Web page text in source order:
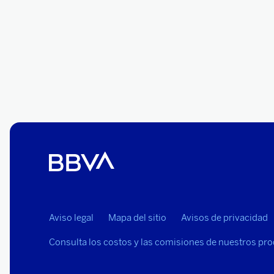
Aviso legal Mapa del sitio Avisos de privacidad
Consulta los costos y las comisiones de nuestros